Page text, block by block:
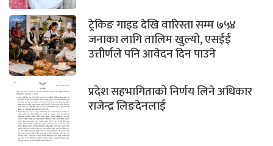
ट्रेकिङ गाइड देखि वारिस्ता सम्म ७५४
जनाका लागि तालिम खुल्यो, एसईई
उत्तीर्णले पनि आवेदन दिन पाउने
प्रदेश सहभागिताको निर्णय लिने अधिकार
राजेन्द्र लिङदेनलाई